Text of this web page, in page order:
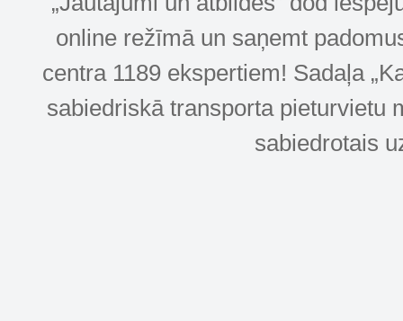
online režīmā un saņemt
centra 1189 ekspertiem! Sadaļa
sabiedriskā transporta pieturvietu
sabiedrotais